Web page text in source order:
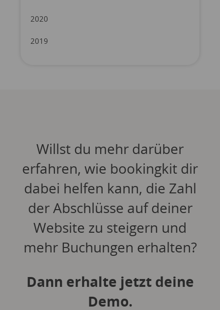
2020
2019
Willst du mehr darüber
erfahren, wie bookingkit dir
dabei helfen kann, die Zahl
der Abschlüsse auf deiner
Website zu steigern und
mehr Buchungen erhalten?
Dann erhalte jetzt deine
Demo.